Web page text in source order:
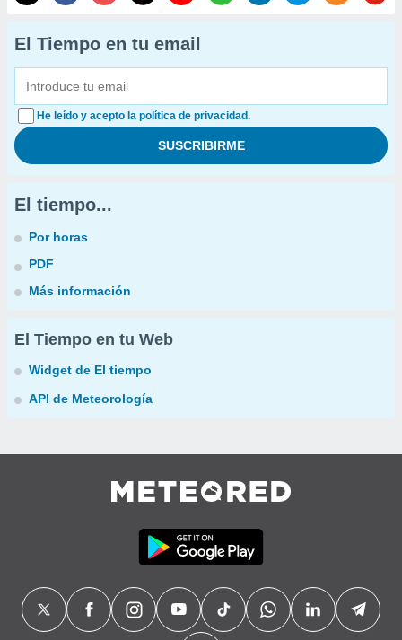
El Tiempo en tu email
He leído y acepto la política de privacidad.
El tiempo...
Por horas
PDF
Más información
El Tiempo en tu Web
Widget de El tiempo
API de Meteorología